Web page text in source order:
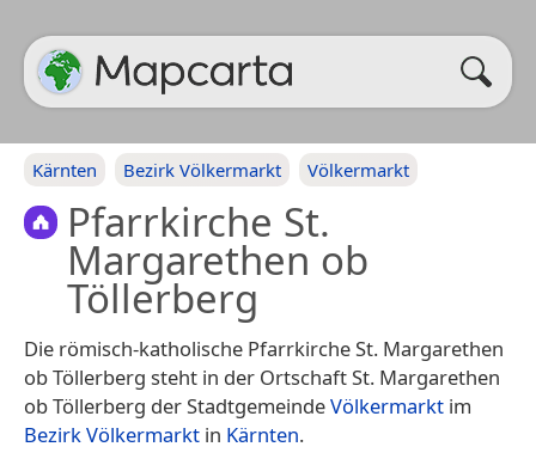
Kärnten Bezirk Völkermarkt Völkermarkt
Pfarrkirche St.
Margarethen ob
Töllerberg
Die römisch-katholische Pfarrkirche St. Margarethen
ob Töllerberg steht in der Ortschaft St. Margarethen
ob Töllerberg der StadtgemeindeVölkermarkt im
Bezirk Völkermarkt in Kärnten.